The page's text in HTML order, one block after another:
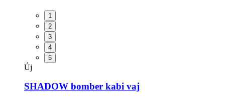
1
2
3
4
5
Új
SHADOW bomber kabi vaj